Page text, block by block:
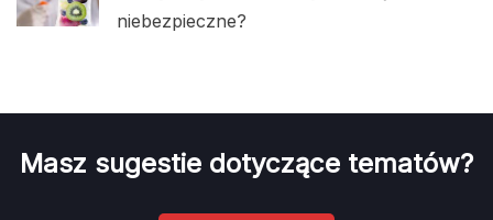
niebezpieczne?
Masz sugestie dotyczące tematów?